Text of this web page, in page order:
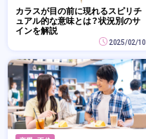
カラスが目の前に現れるスピリチ
ュアル的な意味とは？状況別のサ
インを解説
2025/02/10